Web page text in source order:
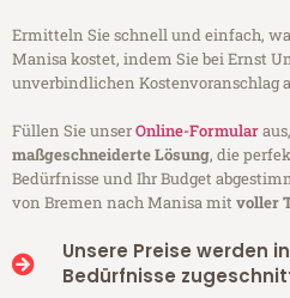
Ermitteln Sie schnell und einfach,
Manisa kostet, indem Sie bei Ernst
unverbindlichen Kostenvoranschlag
Füllen Sie unserOnline-Formular
maßgeschneiderte Lösung, die
Bedürfnisse und Ihr Budget
von Bremen nach Manisa mitvoller
Unsere Preise werden
Bedürfnisse